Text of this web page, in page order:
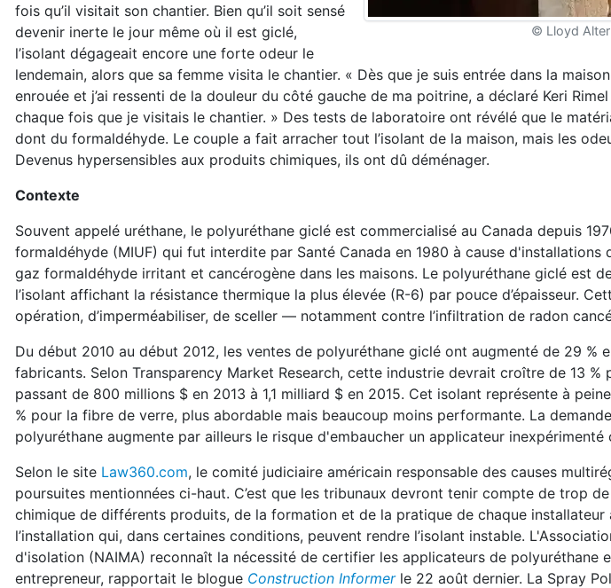
© Lloyd
fois qu’il visitait son chantier. Bien qu’il soit sensé
devenir inerte le jour même où il est giclé,
l’isolant dégageait encore une forte odeur le
lendemain, alors que sa femme visita le chantier. « Dès que je suis entrée dans la
enrouée et j’ai ressenti de la douleur du côté gauche de ma poitrine, a déclaré Keri Rimel
chaque fois que je visitais le chantier. » Des tests de laboratoire ont révélé que le
dont du formaldéhyde. Le couple a fait arracher tout l’isolant de la maison, mais les
Devenus hypersensibles aux produits chimiques, ils ont dû déménager.
Contexte
Souvent appelé uréthane, le polyuréthane giclé est commercialisé au Canada depuis
formaldéhyde (MIUF) qui fut interdite par Santé Canada en 1980 à cause
gaz formaldéhyde irritant et cancérogène dans les maisons. Le polyuréthane giclé est
l’isolant affichant la résistance thermique la plus élevée (R-6) par pouce d’épaisseur.
opération, d’imperméabiliser, de sceller — notamment contre l’infiltration de radon
Du début 2010 au début 2012, les ventes de polyuréthane giclé ont augmenté de 29 %
fabricants. Selon Transparency Market Research, cette industrie devrait croître de 13 %
passant de 800 millions $ en 2013 à 1,1 milliard $ en 2015. Cet isolant représente à
% pour la fibre de verre, plus abordable mais beaucoup moins performante. La
polyuréthane augmente par ailleurs le risque d'embaucher un applicateur inexpérimenté
Selon le site Law360.com, le comité judiciaire américain responsable des causes
poursuites mentionnées ci-haut. C’est que les tribunaux devront tenir compte de trop
chimique de différents produits, de la formation et de la pratique de chaque installateur
l’installation qui, dans certaines conditions, peuvent rendre l’isolant instable.
d'isolation (NAIMA) reconnaît la nécessité de certifier les applicateurs de polyuréthane
entrepreneur, rapportait le blogue Construction Informer le 22 août dernier. La Spray